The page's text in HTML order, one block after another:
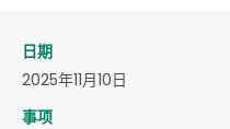
日期
2025年11月10日
事项